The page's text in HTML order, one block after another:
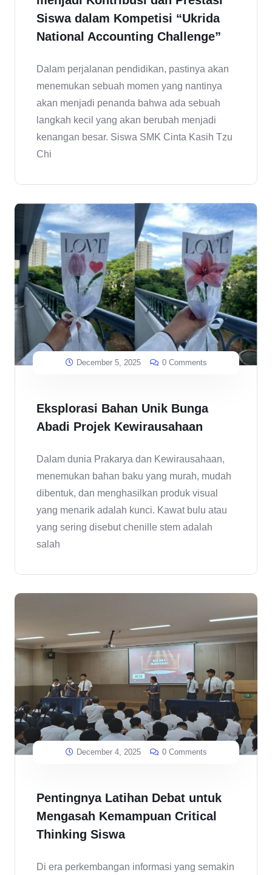
Siswa dalam Kompetisi “Ukrida
National Accounting Challenge”
Dalam perjalanan pendidikan, pastinya akan
menemukan sebuah momen yang nantinya
akan menjadi penanda bahwa ada sebuah
langkah kecil yang akan berubah menjadi
kenangan besar. Siswa SMK Cinta Kasih Tzu
Chi
December 5, 2025 0 Comments
Eksplorasi Bahan Unik Bunga
Abadi Projek Kewirausahaan
Dalam dunia Prakarya dan Kewirausahaan,
menemukan bahan baku yang murah, mudah
dibentuk, dan menghasilkan produk visual
yang menarik adalah kunci. Kawat bulu atau
yang sering disebut chenille stem adalah
salah
December 4, 2025 0 Comments
Pentingnya Latihan Debat untuk
Mengasah Kemampuan Critical
Thinking Siswa
Di era perkembangan informasi yang semakin